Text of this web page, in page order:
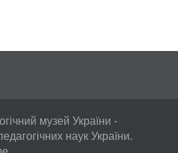
музей України -
наук України.